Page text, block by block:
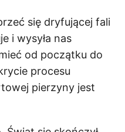
się dryfującej fali
i wysyła nas
od początku do
procesu
pierzyny jest